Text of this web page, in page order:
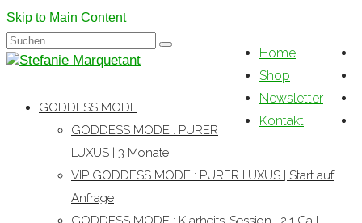
Skip to Main Content
Home
Shop
Newsletter
Kontakt
Suchen
nach:
GODDESS MODE
GODDESS MODE : PURER
LUXUS | 3 Monate
VIP GODDESS MODE : PURER LUXUS | Start auf
Anfrage